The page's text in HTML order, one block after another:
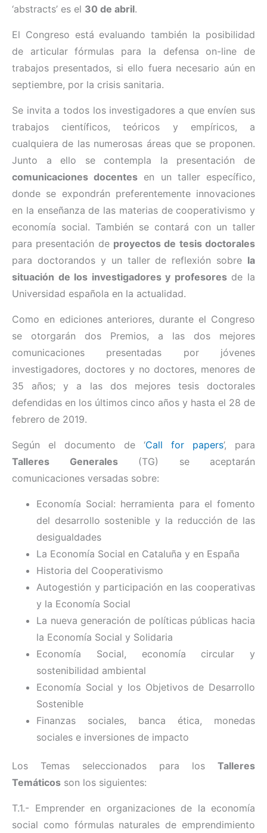
‘abstracts’ es el 30 de abril.
El Congreso está evaluando también la posibilidad
de articular fórmulas para la defensa on-line de
trabajos presentados, si ello fuera necesario aún en
septiembre, por la crisis sanitaria.
Se invita a todos los investigadores a que envíen sus
trabajos científicos, teóricos y empíricos, a
cualquiera de las numerosas áreas que se proponen.
Junto a ello se contempla la presentación de
comunicaciones docentes en un taller específico,
donde se expondrán preferentemente innovaciones
en la enseñanza de las materias de cooperativismo y
economía social. También se contará con un taller
para presentación de proyectos de tesis doctorales
para doctorandos y un taller de reflexión sobre la
situación de los investigadores y profesoresde la
Universidad española en la actualidad.
Como en ediciones anteriores, durante el Congreso
se otorgarán dos Premios, a las dos mejores
comunicaciones presentadas por jóvenes
investigadores, doctores y no doctores, menores de
35 años; y a las dos mejores tesis doctorales
defendidas en los últimos cinco años y hasta el 28 de
febrero de 2019.
Según el documento de ‘Call for papers’, para
Talleres Generales(TG) se aceptarán
comunicaciones versadas sobre:
Economía Social: herramienta para el fomento
del desarrollo sostenible y la reducción de las
desigualdades
La Economía Social en Cataluña y en España
Historia del Cooperativismo
Autogestión y participación en las cooperativas
y la Economía Social
La nueva generación de políticas públicas hacia
la Economía Social y Solidaria
Economía Social, economía circular y
sostenibilidad ambiental
Economía Social y los Objetivos de Desarrollo
Sostenible
Finanzas sociales, banca ética, monedas
sociales e inversiones de impacto
Los Temas seleccionados para los Talleres
Temáticos son los siguientes:
T.1.- Emprender en organizaciones de la economía
social como fórmulas naturales de emprendimiento